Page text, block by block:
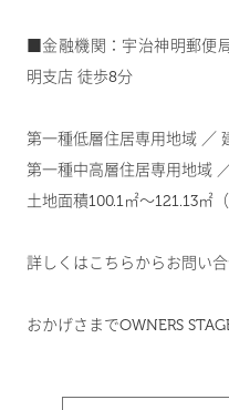
■金融機関：宇治神明郵便
明支店 徒歩8分
第一種低層住居専用地域 ／
第一種中高層住居専用地域
土地面積100.1㎡～121.13㎡（
詳しくはこちらからお問い合
おかげさまでOWNERS